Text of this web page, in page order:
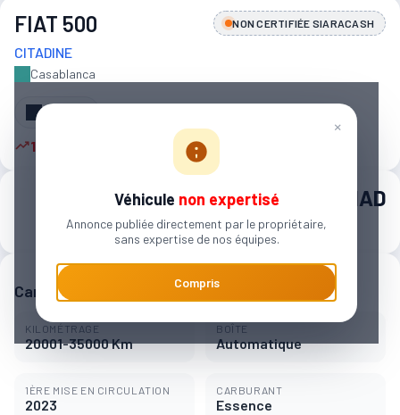
FIAT 500 NON CERTIFIÉE SIARACASH
CITADINE
Casablanca
×
Véhicule non expertisé
Annonce publiée directement par le propriétaire,
sans expertise de nos équipes.
Compris
Partager
10 autres personnes sont intéressées
140 000 MAD
2 214 MAD / mois
Caractéristiques principales
KILOMÉTRAGE
20001-35000 Km
BOÎTE
Automatique
1ÈRE MISE EN CIRCULATION
2023
CARBURANT
Essence